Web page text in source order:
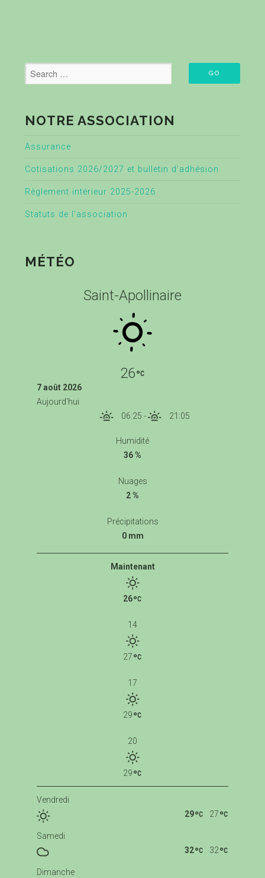
NOTRE ASSOCIATION
Assurance
Cotisations 2026/2027 et bulletin d’adhésion
Règlement intérieur 2025-2026
Statuts de l’association
MÉTÉO
Saint-Apollinaire
26
7 août 2026
Aujourd'hui
06:25 - 21:05
Humidité
36 %
Nuages
2 %
Précipitations
0 mm
Maintenant
26
14
27
17
29
20
29
Vendredi
27
29
Samedi
32
32
Dimanche